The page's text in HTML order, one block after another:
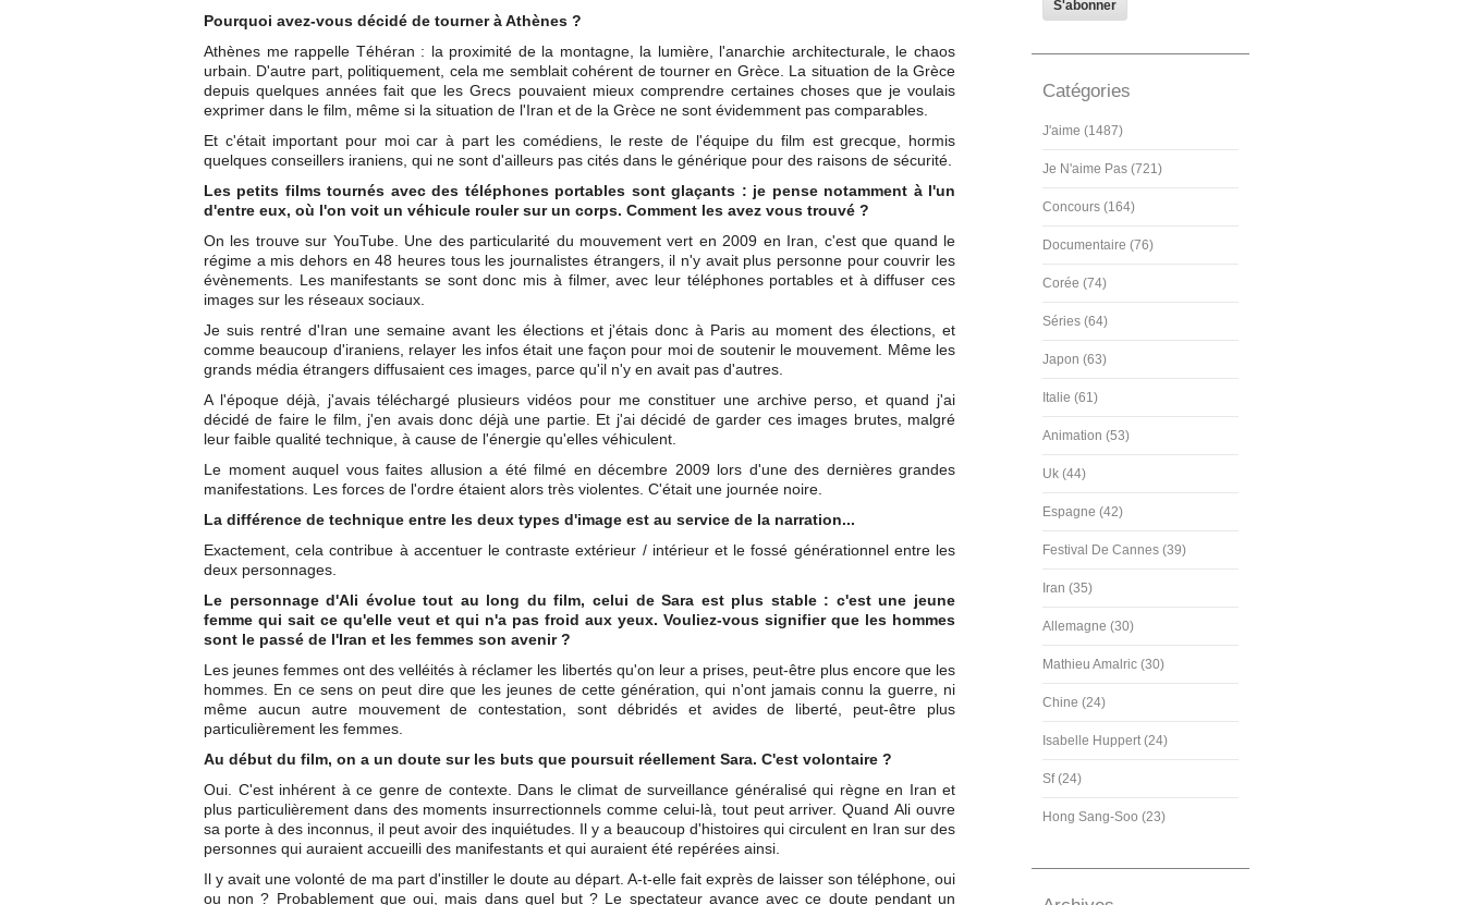
Pourquoi avez-vous décidé de tourner à Athènes ?
Athènes me rappelle Téhéran : la proximité de la montagne, la lumière, l'anarchie architecturale, le chaos
urbain. D'autre part, politiquement, cela me semblait cohérent de tourner en Grèce. La situation de la Grèce
depuis quelques années fait que les Grecs pouvaient mieux comprendre certaines choses que je voulais
exprimer dans le film, même si la situation de l'Iran et de la Grèce ne sont évidemment pas comparables.
Et c'était important pour moi car à part les comédiens, le reste de l'équipe du film est grecque, hormis
quelques conseillers iraniens, qui ne sont d'ailleurs pas cités dans le générique pour des raisons de sécurité.
Les petits films tournés avec des téléphones portables sont glaçants : je pense notamment à l'un
d'entre eux, où l'on voit un véhicule rouler sur un corps. Comment les avez vous trouvé ?
On les trouve sur YouTube. Une des particularité du mouvement vert en 2009 en Iran, c'est que quand le
régime a mis dehors en 48 heures tous les journalistes étrangers, il n'y avait plus personne pour couvrir les
évènements. Les manifestants se sont donc mis à filmer, avec leur téléphones portables et à diffuser ces
images sur les réseaux sociaux.
Je suis rentré d'Iran une semaine avant les élections et j'étais donc à Paris au moment des élections, et
comme beaucoup d'iraniens, relayer les infos était une façon pour moi de soutenir le mouvement. Même les
grands média étrangers diffusaient ces images, parce qu'il n'y en avait pas d'autres.
A l'époque déjà, j'avais téléchargé plusieurs vidéos pour me constituer une archive perso, et quand j'ai
décidé de faire le film, j'en avais donc déjà une partie. Et j'ai décidé de garder ces images brutes, malgré
leur faible qualité technique, à cause de l'énergie qu'elles véhiculent.
Le moment auquel vous faites allusion a été filmé en décembre 2009 lors d'une des dernières grandes
manifestations. Les forces de l'ordre étaient alors très violentes. C'était une journée noire.
La différence de technique entre les deux types d'image est au service de la narration...
Exactement, cela contribue à accentuer le contraste extérieur / intérieur et le fossé générationnel entre les
deux personnages.
Le personnage d'Ali évolue tout au long du film, celui de Sara est plus stable : c'est une jeune
femme qui sait ce qu'elle veut et qui n'a pas froid aux yeux. Vouliez-vous signifier que les hommes
sont le passé de l'Iran et les femmes son avenir ?
Les jeunes femmes ont des velléités à réclamer les libertés qu'on leur a prises, peut-être plus encore que les
hommes. En ce sens on peut dire que les jeunes de cette génération, qui n'ont jamais connu la guerre, ni
même aucun autre mouvement de contestation, sont débridés et avides de liberté, peut-être plus
particulièrement les femmes.
Au début du film, on a un doute sur les buts que poursuit réellement Sara. C'est volontaire ?
Oui. C'est inhérent à ce genre de contexte. Dans le climat de surveillance généralisé qui règne en Iran et
plus particulièrement dans des moments insurrectionnels comme celui-là, tout peut arriver. Quand Ali ouvre
sa porte à des inconnus, il peut avoir des inquiétudes. Il y a beaucoup d'histoires qui circulent en Iran sur des
personnes qui auraient accueilli des manifestants et qui auraient été repérées ainsi.
Il y avait une volonté de ma part d'instiller le doute au départ. A-t-elle fait exprès de laisser son téléphone, oui
ou non ? Probablement que oui, mais dans quel but ? Le spectateur avance avec ce doute pendant un
Catégories
J'aime (1487)
Je N'aime Pas (721)
Concours (164)
Documentaire (76)
Corée (74)
Séries (64)
Japon (63)
Italie (61)
Animation (53)
Uk (44)
Espagne (42)
Festival De Cannes (39)
Iran (35)
Allemagne (30)
Mathieu Amalric (30)
Chine (24)
Isabelle Huppert (24)
Sf (24)
Hong Sang-Soo (23)